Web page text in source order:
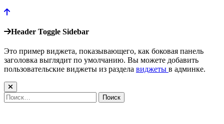
Header Toggle Sidebar
Это пример виджета, показывающего, как боковая панель
заголовка выглядит по умолчанию. Вы можете добавить
пользовательские виджеты из раздела виджеты в админке.
Найти: